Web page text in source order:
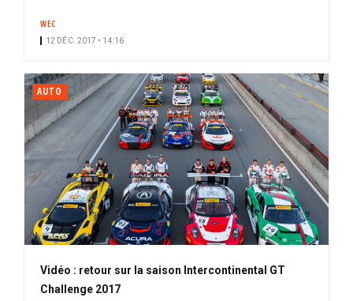
WEC
12 DÉC. 2017 • 14:16
AUTO
Vidéo : retour sur la saison Intercontinental GT
Challenge 2017